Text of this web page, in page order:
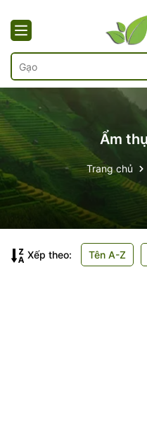
Ẩm
Trang chủ
Xếp theo: Tên A-Z